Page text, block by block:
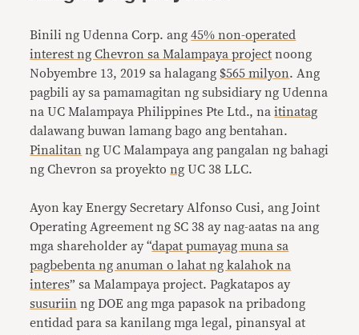
Binili ng Udenna Corp. ang45% non-operated
interest ng Chevron sa Malampaya project noong
Nobyembre 13, 2019 sa halagang $565 milyon. Ang
pagbili ay sa pamamagitan ng subsidiary ng Udenna
na UC Malampaya Philippines Pte Ltd., naitinatag
dalawang buwan lamang bago ang bentahan.
Pinalitan ng UC Malampaya ang pangalan ng bahagi
ng Chevron sa proyektong UC 38 LLC.
Ayon kay Energy Secretary Alfonso Cusi, ang Joint
Operating Agreement ng SC 38 ay nag-aatas na ang
mga shareholder ay “dapat pumayag muna sa
pagbebenta ng anuman o lahat ng kalahok na
interes” sa Malampaya project. Pagkatapos ay
susuriin ng DOE ang mga papasok na pribadong
entidad para sa kanilang mga legal, pinansyal at